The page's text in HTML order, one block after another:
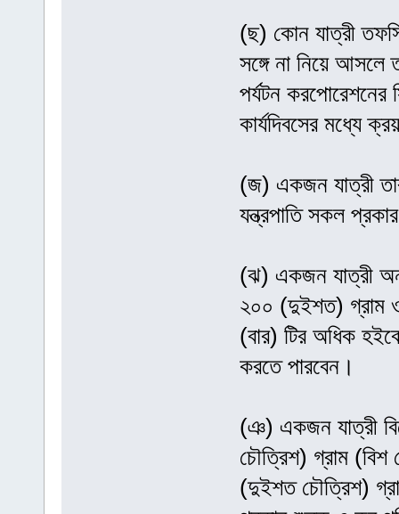
(ছ) কোন যাত্রী
সঙ্গে না নিয়ে
পর্যটন করপোরেশনের
কার্যদিবসের মধ্যে
(জ) একজন যাত্রী
যন্ত্রপাতি সকল
(ঝ) একজন যাত্রী
২০০ (দুইশত) গ্রাম
(বার) টির অধিক
করতে পারবেন।
(ঞ) একজন যাত্রী
চৌত্রিশ) গ্রাম (বিশ
(দুইশত চৌত্রিশ)